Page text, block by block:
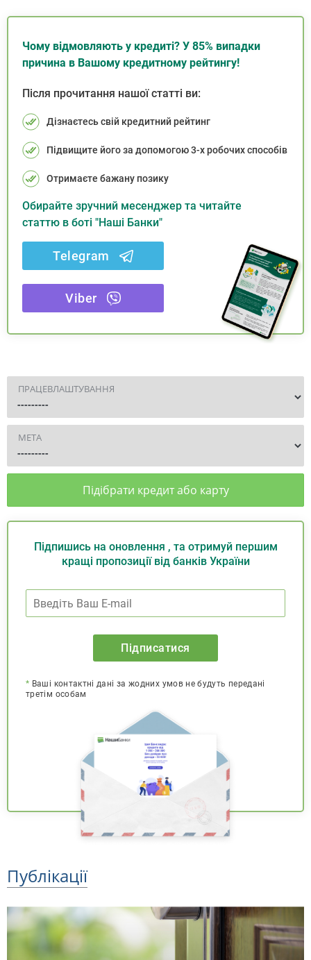
Чому відмовляють у кредиті? У 85% випадки
причина в Вашому кредитному рейтингу!
Після прочитання нашої статті ви:
Дізнаєтесь свій кредитний рейтинг
Підвищите його за допомогою 3-х робочих способів
Отримаєте бажану позику
Обирайте зручний месенджер та читайте
статтю в боті "Наші Банки"
Telegram
Viber
ПРАЦЕВЛАШТУВАННЯ
МЕТА
Підібрати кредит або карту
Підпишись на оновлення , та отримуй першим
кращі пропозиції від банків України
Підписатися
* Ваші контактні дані за жодних умов не будуть передані
третім особам
Публікації